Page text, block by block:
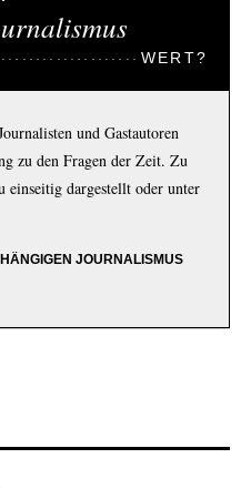
WERT?
und Gastautoren
zu den Fragen der Zeit. Zu
einseitig dargestellt oder unter
JOURNALISMUS